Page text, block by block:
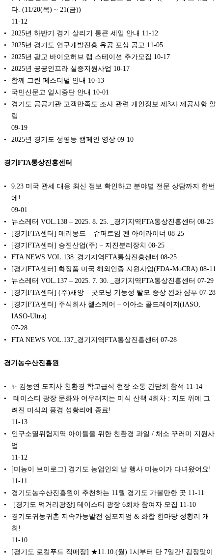
다. (11/20(목) ~ 21(금))
11-12
2025년 하반기 경기 살리기 통큰 세일 안내 11-12
2025년 경기도 연구개발진흥 유공 포상 공고 11-05
2025년 광교 바이오허브 랩 스테이션 추가모집 10-17
2025년 공공인프라 실증지원사업 10-17
함께 그린 페스티벌 안내 10-13
국민신문고 일시중단 안내 10-01
경기도 공공기관 고객만족도 조사 관련 개인정보 제3자 제공사항 알
림
09-19
2025년 경기도 성평등 캠페인 영상 09-10
경기FTA통상진흥센터
9.23 미국 관세 대응 최신 정보 확인하고 분야별 전문 상담까지 한번
에!
09-01
뉴스레터 VOL.138 – 2025. 8. 25. _경기지역FTA통상진흥센터 08-25
[경기FTA센터] 메리몽드 – 슈퍼트임 펜 아이라이너 08-25
[경기FTA센터] 승진산업(주) – 지진분리장치 08-25
FTA NEWS VOL.138_경기지역FTA통상진흥센터 08-25
[경기FTA센터] 화장품 미국 해외인증 지원사업(FDA-MoCRA) 08-11
뉴스레터 VOL.137 – 2025. 7. 30. _경기지역FTA통상진흥센터 07-29
[경기FTA센터] (주)새앙 – 굿모닝 기능성 탈모 증상 완화 샴푸 07-28
[경기FTA센터] 주식회사 웰스케어 – 이아소 콜드레이저(IASO,
IASO-Ultra)
07-28
FTA NEWS VOL.137_경기지역FTA통상진흥센터 07-28
경기농수산진흥원
✨ 김동연 도지사 친환경 학교급식 현장 소통 간담회 참석 11-14
️ 테이스티 광장 문화와 어우러지는 미식 산책 4회차 : 지도 위에 그
려진 미식의 풍경 성황리에 종료!
11-13
인구소멸위험지역 아이들을 위한 친환경 과일 / 채소 꾸러미 지원사
업
11-12
[미농이 브이로그] 경기도 농업인의 날 행사 미농이가 다녀왔어요!
11-11
경기도농수산진흥원이 추천하는 11월 경기도 가볼만한 곳 11-11
️ [경기도 먹거리광장] 테이스티 광장 6회차 참여자 모집 11-10
경기도귀농귀촌 지속가능발전 심포지엄 & 화합 한마당 성황리 개
최!
11-10
[경기도 로컬푸드 직매장] ★11.10.(월) 1시부터 단 7일간! 김장맞이